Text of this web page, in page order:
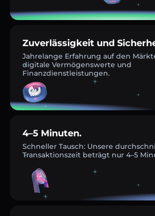
Zuverlässigkeit und
Jahrelange Erfahrung auf den
digitale Vermögenswerte und
Finanzdienstleistungen.
4–5 Minuten.
Schneller Tausch: Unsere
Transaktionszeit beträgt nur 4–5